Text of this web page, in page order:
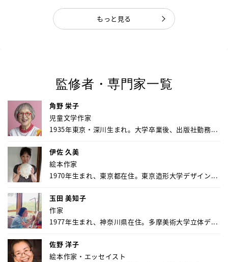
もっと見る
監修者・専門家一覧
角野 栄子
児童文学作家
1935年東京・深川生まれ。大学卒業後、出版社勤務...
伊佐 久美
絵本作家
1970年生まれ、東京都在住。東京造形大学デザイン...
玉田 美知子
作家
1977年生まれ、神奈川県在住。多摩美術大学立体デ...
佐野 洋子
絵本作家・エッセイスト